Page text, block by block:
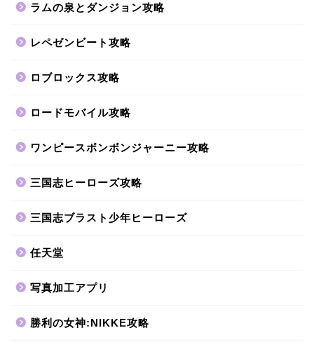
ラムの泉とダンジョン攻略
レペゼンビート攻略
ロブロックス攻略
ロードモバイル攻略
ワンピースボンボンジャーニー攻略
三国志ヒーローズ攻略
三国志ブラスト少年ヒーローズ
任天堂
写真加工アプリ
勝利の女神:NIKKE攻略